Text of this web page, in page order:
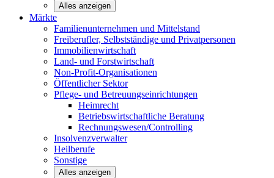
Alles anzeigen
Märkte
Familienunternehmen und Mittelstand
Freiberufler, Selbstständige und Privatpersonen
Immobilienwirtschaft
Land- und Forstwirtschaft
Non-Profit-Organisationen
Öffentlicher Sektor
Pflege- und Betreuungseinrichtungen
Heimrecht
Betriebswirtschaftliche Beratung
Rechnungswesen/Controlling
Insolvenzverwalter
Heilberufe
Sonstige
Alles anzeigen